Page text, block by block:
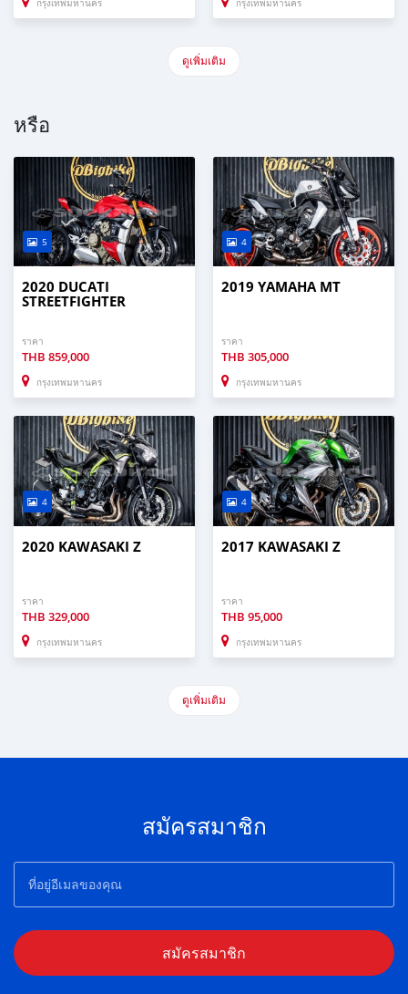
กรุงเทพมหานคร กรุงเทพมหานคร
ดูเพิ่มเติม
หรือ
5
2020 DUCATI
STREETFIGHTER
ราคา
THB 859,000
กรุงเทพมหานคร
4
2019 YAMAHA MT
ราคา
THB 305,000
กรุงเทพมหานคร
4
2020 KAWASAKI Z
ราคา
THB 329,000
กรุงเทพมหานคร
4
2017 KAWASAKI Z
ราคา
THB 95,000
กรุงเทพมหานคร
ดูเพิ่มเติม
สมัครสมาชิก
สมัครสมาชิก